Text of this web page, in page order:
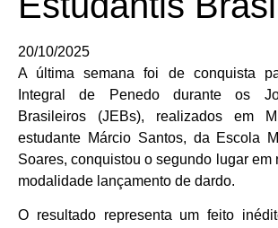
20/10/2025
A última semana foi de conquista
Integral de Penedo durante os
Brasileiros (JEBs), realizados em
estudante Márcio Santos, da Escola
Soares, conquistou o segundo lugar em
modalidade lançamento de dardo.
O resultado representa um feito